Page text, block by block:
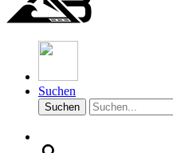
Suchen
Suchen